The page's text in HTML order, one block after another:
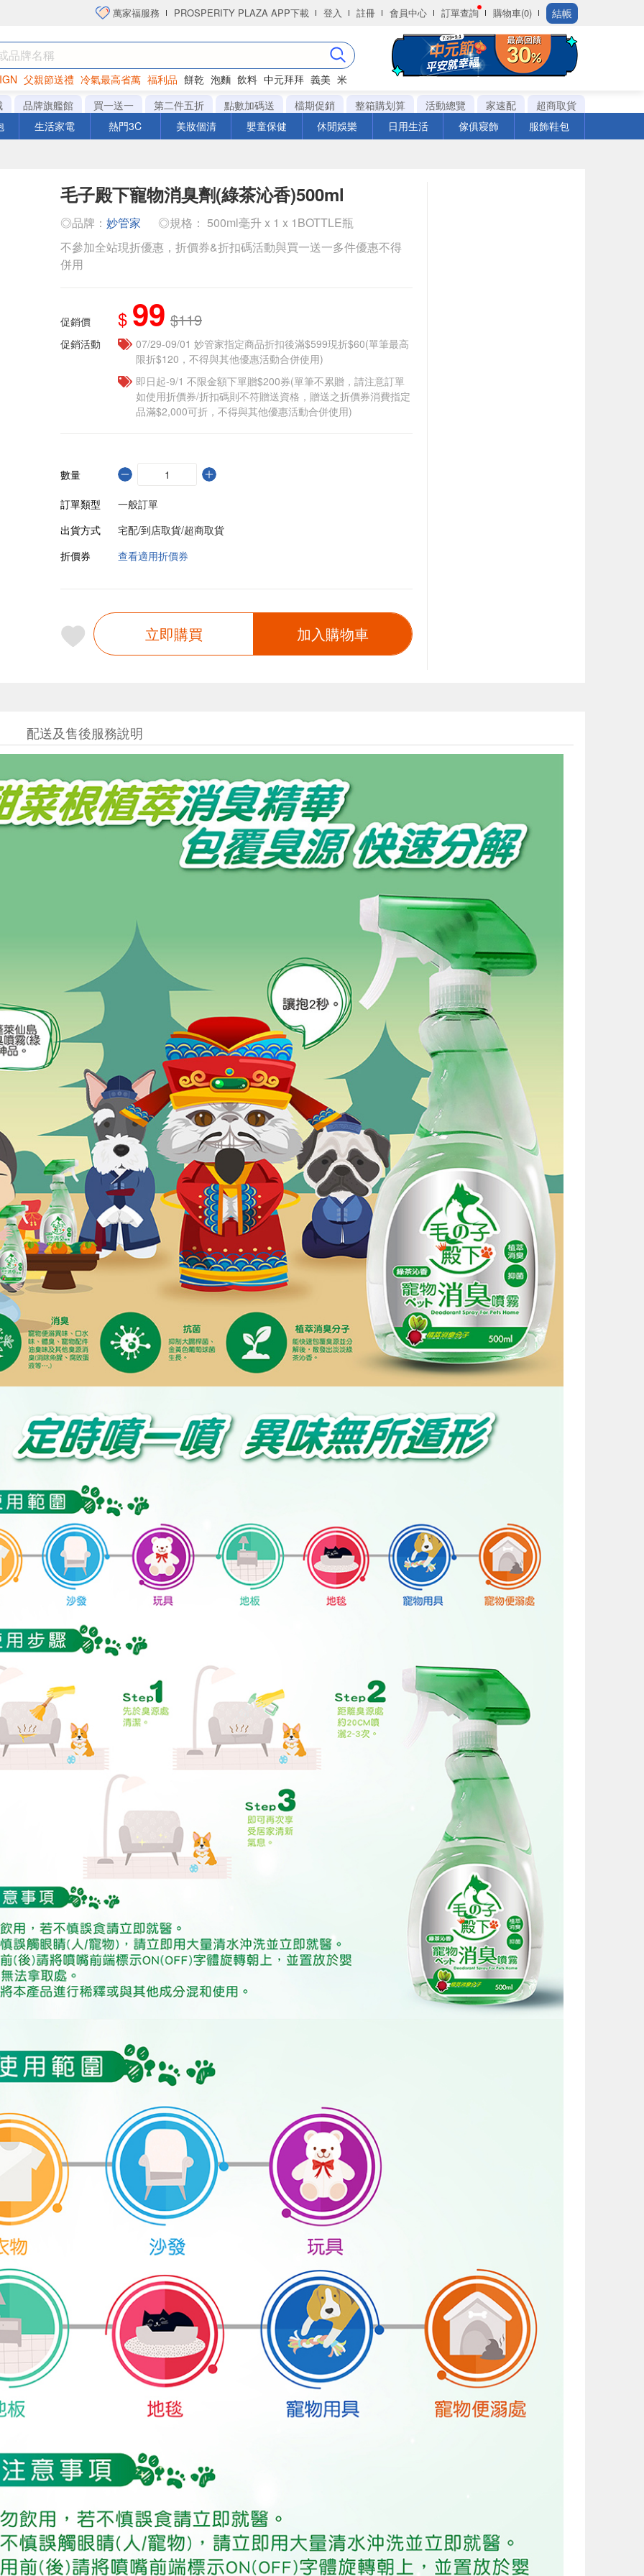
萬家福服務 PROSPERITY PLAZA APP下載 登入 註冊 會員中心 訂單查詢 購物車(0) 結帳
父親節送禮 冷氣最高省萬 福利品 餅乾 泡麵 飲料 中元拜拜 義美 米
洋芋片
品牌旗艦館 買一送一 第二件五折 點數加碼送 檔期促銷 整箱購划算 活動總覽 家速配
超商取貨
生活家電 熱門3C 美妝個清 嬰童保健 休閒娛樂 日用生活 傢俱寢飾 服飾鞋包
毛子殿下寵物消臭劑(綠茶沁香)500ml
◎品牌： 妙管家
◎規格： 500ml毫升 x 1 x 1BOTTLE瓶
不參加全站現折優惠，折價券&折扣碼活動與買一送一多件優惠不得
併用
促銷價 $ 99 $119
促銷活動
07/29-09/01 妙管家指定商品折扣後滿$599現折$60(單筆最高
限折$120，不得與其他優惠活動合併使用)
即日起-9/1 不限金額下單贈$200券(單筆不累贈，請注意訂單
如使用折價券/折扣碼則不符贈送資格，贈送之折價券消費指定
品滿$2,000可折，不得與其他優惠活動合併使用)
數量
訂單類型
一般訂單
出貨方式
宅配/到店取貨/超商取貨
折價券
查看適用折價券
立即購買 加入購物車
配送及售後服務說明